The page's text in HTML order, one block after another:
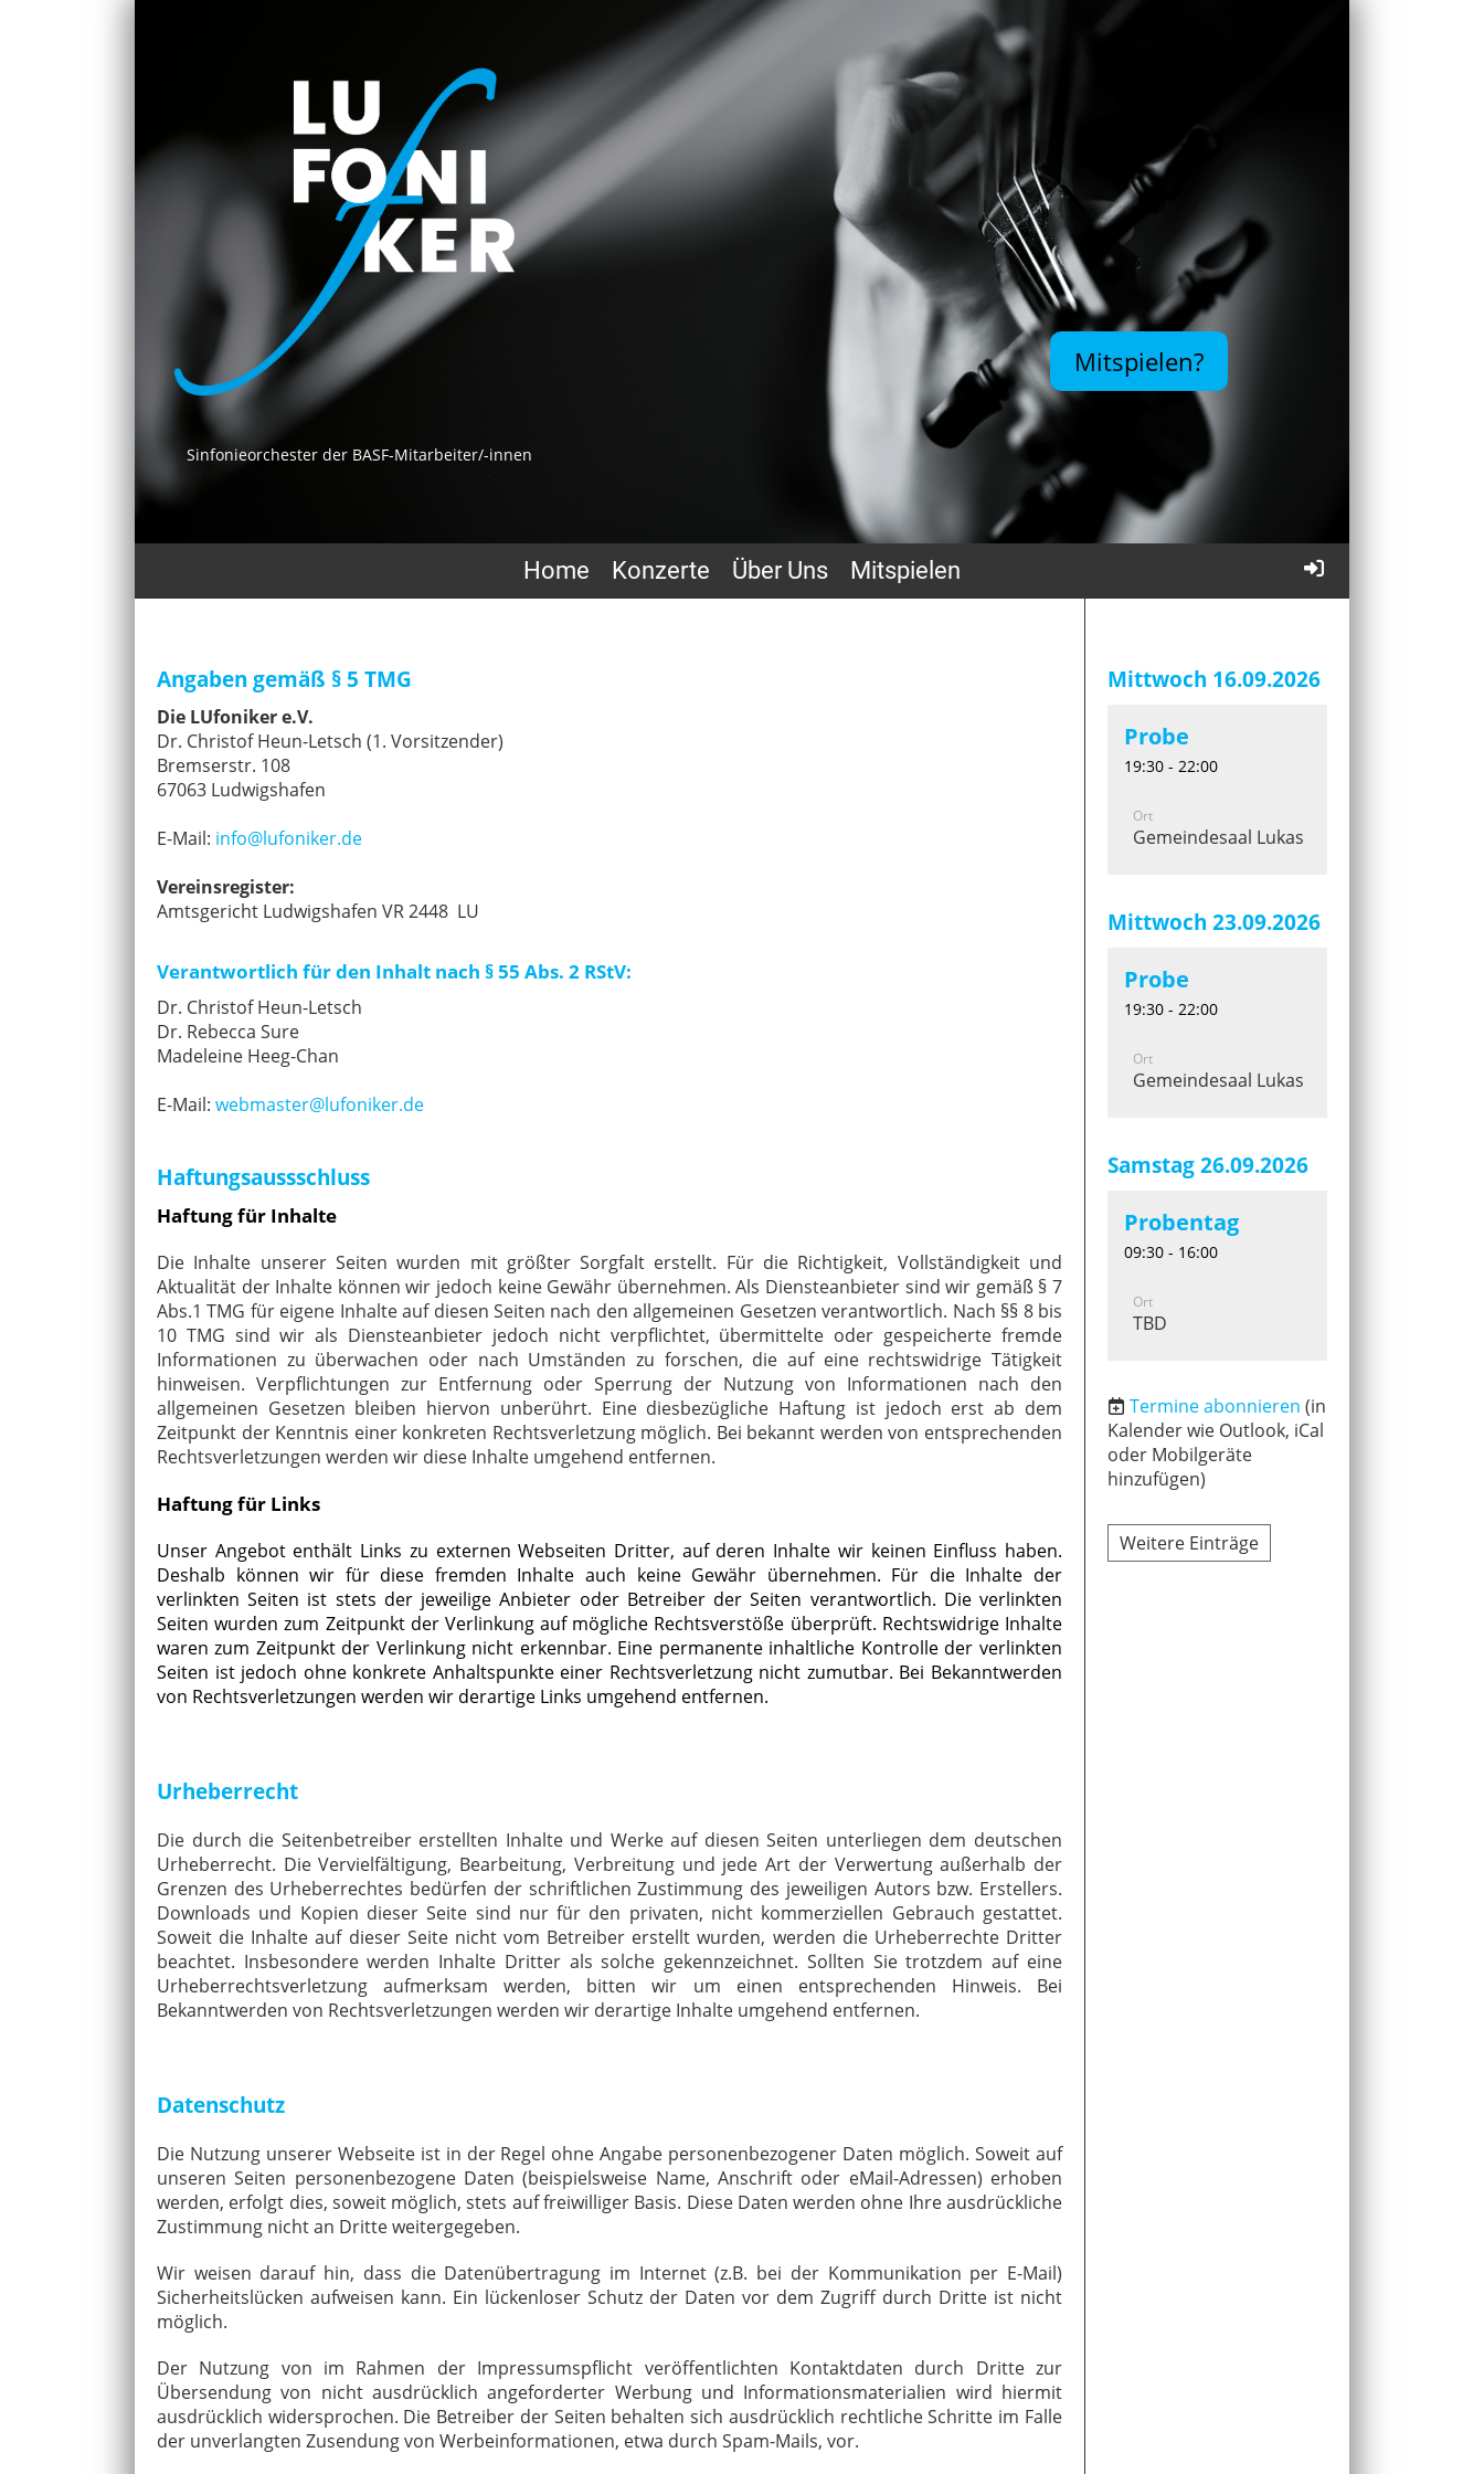
Sinfonieorchester der BASF-Mitarbeiter/-innen
Mitspielen?
Home Konzerte Über Uns Mitspielen
Angaben gemäß § 5 TMG
Die LUfoniker e.V.
Dr. Christof Heun-Letsch (1. Vorsitzender)
Bremserstr. 108
67063 Ludwigshafen
E-Mail: info@lufoniker.de
Vereinsregister:
Amtsgericht Ludwigshafen VR 2448 LU
Verantwortlich für den Inhalt nach § 55 Abs. 2 RStV:
Dr. Christof Heun-Letsch
Dr. Rebecca Sure
Madeleine Heeg-Chan
E-Mail: webmaster@lufoniker.de
Haftungsaussschluss
Haftung für Inhalte
Die Inhalte unserer Seiten wurden mit größter Sorgfalt erstellt. Für die Richtigkeit, Vollständigkeit und
Aktualität der Inhalte können wir jedoch keine Gewähr übernehmen. Als Diensteanbieter sind wir gemäß § 7
Abs.1 TMG für eigene Inhalte auf diesen Seiten nach den allgemeinen Gesetzen verantwortlich. Nach §§ 8 bis
10 TMG sind wir als Diensteanbieter jedoch nicht verpflichtet, übermittelte oder gespeicherte fremde
Informationen zu überwachen oder nach Umständen zu forschen, die auf eine rechtswidrige Tätigkeit
hinweisen. Verpflichtungen zur Entfernung oder Sperrung der Nutzung von Informationen nach den
allgemeinen Gesetzen bleiben hiervon unberührt. Eine diesbezügliche Haftung ist jedoch erst ab dem
Zeitpunkt der Kenntnis einer konkreten Rechtsverletzung möglich. Bei bekannt werden von entsprechenden
Rechtsverletzungen werden wir diese Inhalte umgehend entfernen.
Haftung für Links
Unser Angebot enthält Links zu externen Webseiten Dritter, auf deren Inhalte wir keinen Einfluss haben.
Deshalb können wir für diese fremden Inhalte auch keine Gewähr übernehmen. Für die Inhalte der
verlinkten Seiten ist stets der jeweilige Anbieter oder Betreiber der Seiten verantwortlich. Die verlinkten
Seiten wurden zum Zeitpunkt der Verlinkung auf mögliche Rechtsverstöße überprüft. Rechtswidrige Inhalte
waren zum Zeitpunkt der Verlinkung nicht erkennbar. Eine permanente inhaltliche Kontrolle der verlinkten
Seiten ist jedoch ohne konkrete Anhaltspunkte einer Rechtsverletzung nicht zumutbar. Bei Bekanntwerden
von Rechtsverletzungen werden wir derartige Links umgehend entfernen.
Urheberrecht
Die durch die Seitenbetreiber erstellten Inhalte und Werke auf diesen Seiten unterliegen dem deutschen
Urheberrecht. Die Vervielfältigung, Bearbeitung, Verbreitung und jede Art der Verwertung außerhalb der
Grenzen des Urheberrechtes bedürfen der schriftlichen Zustimmung des jeweiligen Autors bzw. Erstellers.
Downloads und Kopien dieser Seite sind nur für den privaten, nicht kommerziellen Gebrauch gestattet.
Soweit die Inhalte auf dieser Seite nicht vom Betreiber erstellt wurden, werden die Urheberrechte Dritter
beachtet. Insbesondere werden Inhalte Dritter als solche gekennzeichnet. Sollten Sie trotzdem auf eine
Urheberrechtsverletzung aufmerksam werden, bitten wir um einen entsprechenden Hinweis. Bei
Bekanntwerden von Rechtsverletzungen werden wir derartige Inhalte umgehend entfernen.
Datenschutz
Die Nutzung unserer Webseite ist in der Regel ohne Angabe personenbezogener Daten möglich. Soweit auf
unseren Seiten personenbezogene Daten (beispielsweise Name, Anschrift oder eMail-Adressen) erhoben
werden, erfolgt dies, soweit möglich, stets auf freiwilliger Basis. Diese Daten werden ohne Ihre ausdrückliche
Zustimmung nicht an Dritte weitergegeben.
Wir weisen darauf hin, dass die Datenübertragung im Internet (z.B. bei der Kommunikation per E-Mail)
Sicherheitslücken aufweisen kann. Ein lückenloser Schutz der Daten vor dem Zugriff durch Dritte ist nicht
möglich.
Der Nutzung von im Rahmen der Impressumspflicht veröffentlichten Kontaktdaten durch Dritte zur
Übersendung von nicht ausdrücklich angeforderter Werbung und Informationsmaterialien wird hiermit
ausdrücklich widersprochen. Die Betreiber der Seiten behalten sich ausdrücklich rechtliche Schritte im Falle
der unverlangten Zusendung von Werbeinformationen, etwa durch Spam-Mails, vor.
Mittwoch 16.09.2026
Probe
19:30 - 22:00
Ort
Gemeindesaal Lukaskirche
Mittwoch 23.09.2026
Probe
19:30 - 22:00
Ort
Gemeindesaal Lukaskirche
Samstag 26.09.2026
Probentag
09:30 - 16:00
Ort
TBD
Termine abonnieren (in
Kalender wie Outlook, iCal
oder Mobilgeräte
hinzufügen)
Weitere Einträge